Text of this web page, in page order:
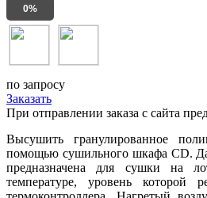
0%
по запросу
Заказать
При отправлении заказа с сайта
Высушить гранулированное
помощью сушильного шкафа CD.
предназначена для сушки на
температуре, уровень которой